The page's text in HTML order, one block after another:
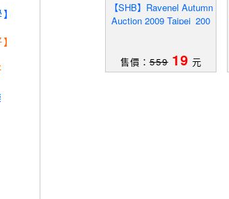
】PORTRAIT_Wei
Ku Gallery
【SHB】Ravenel Autumn
Auction 2009 Taipei_200
售價：559 19 元